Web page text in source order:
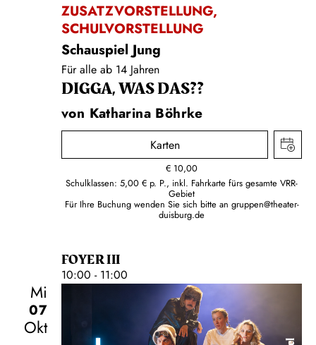
ZUSATZVORSTELLUNG,
SCHULVORSTELLUNG
Schauspiel Jung
Für alle ab 14 Jahren
DIGGA, WAS DAS??
von Katharina Böhrke
Karten
€ 10,00
Schulklassen: 5,00 € p. P., inkl. Fahrkarte fürs gesamte VRR-
Gebiet
Für Ihre Buchung wenden Sie sich bitte an gruppen@theater-
duisburg.de
FOYER III
10:00 - 11:00
Mi
07
Okt